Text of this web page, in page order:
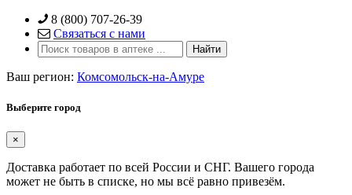
Skip
content
8 (800) 707-26-39
Связаться с нами
Ваш регион: Комсомольск-на-Амуре
Выберите город
×
Доставка работает по всей России и СНГ. Вашего города
может не быть в списке, но мы всё равно привезём.